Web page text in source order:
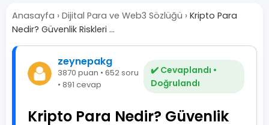
Anasayfa › Dijital Para ve Web3 Sözlüğü › Kripto Para
Nedir? Güvenlik Riskleri ...
zeynepakg
3870 puan • 652 soru
• 891 cevap
✔️ Cevaplandı •
Doğrulandı
Kripto Para Nedir? Güvenlik